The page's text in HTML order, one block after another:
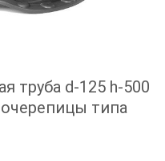
труба d-125 h-500
типа